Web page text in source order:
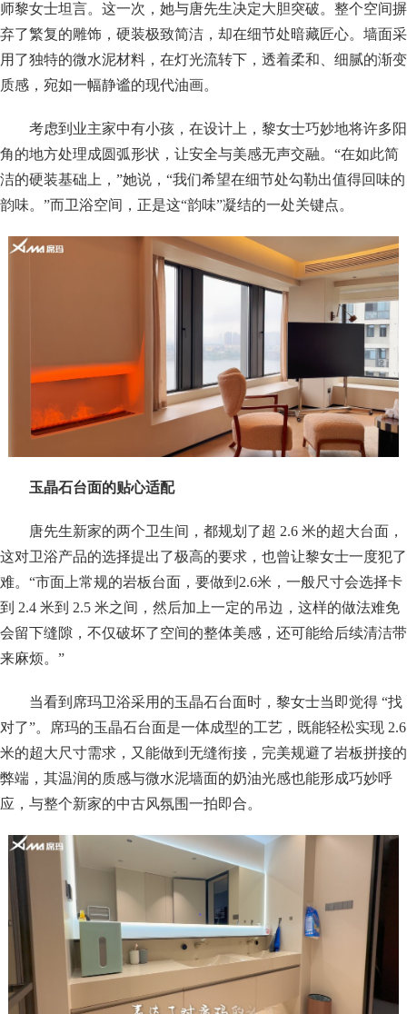
师黎女士坦言。这一次，她与唐先生决定大胆突破。整个空间摒
弃了繁复的雕饰，硬装极致简洁，却在细节处暗藏匠心。墙面采
用了独特的微水泥材料，在灯光流转下，透着柔和、细腻的渐变
质感，宛如一幅静谧的现代油画。
考虑到业主家中有小孩，在设计上，黎女士巧妙地将许多阳
角的地方处理成圆弧形状，让安全与美感无声交融。“在如此简
洁的硬装基础上，”她说，“我们希望在细节处勾勒出值得回味的
韵味。”而卫浴空间，正是这“韵味”凝结的一处关键点。
玉晶石台面的贴心适配
唐先生新家的两个卫生间，都规划了超 2.6 米的超大台面，
这对卫浴产品的选择提出了极高的要求，也曾让黎女士一度犯了
难。“市面上常规的岩板台面，要做到2.6米，一般尺寸会选择卡
到 2.4 米到 2.5 米之间，然后加上一定的吊边，这样的做法难免
会留下缝隙，不仅破坏了空间的整体美感，还可能给后续清洁带
来麻烦。”
当看到席玛卫浴采用的玉晶石台面时，黎女士当即觉得 “找
对了”。席玛的玉晶石台面是一体成型的工艺，既能轻松实现 2.6
米的超大尺寸需求，又能做到无缝衔接，完美规避了岩板拼接的
弊端，其温润的质感与微水泥墙面的奶油光感也能形成巧妙呼
应，与整个新家的中古风氛围一拍即合。